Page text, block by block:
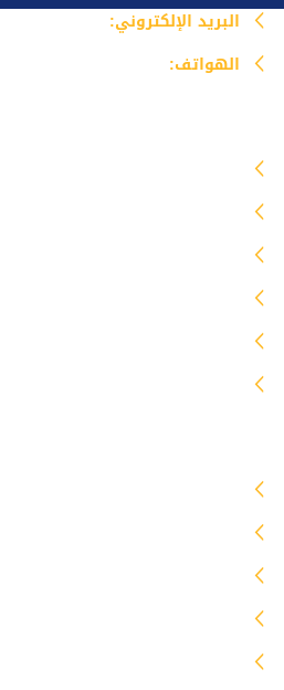
البريد الإلكتروني:
الهواتف: